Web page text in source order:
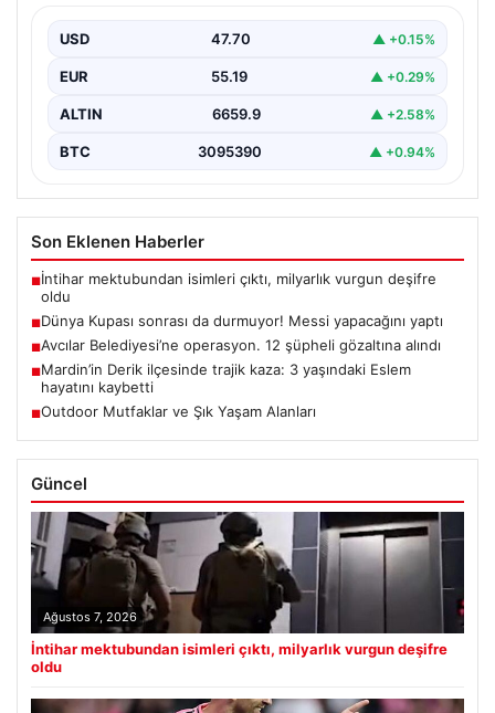
USD 47.70 ▲ +0.15%
EUR 55.19 ▲ +0.29%
ALTIN 6659.9 ▲ +2.58%
BTC 3095390 ▲ +0.94%
Son Eklenen Haberler
■İntihar mektubundan isimleri çıktı, milyarlık vurgun deşifre
oldu
■Dünya Kupası sonrası da durmuyor! Messi yapacağını yaptı
■Avcılar Belediyesi’ne operasyon. 12 şüpheli gözaltına alındı
■Mardin’in Derik ilçesinde trajik kaza: 3 yaşındaki Eslem
hayatını kaybetti
■Outdoor Mutfaklar ve Şık Yaşam Alanları
Güncel
Ağustos 7, 2026
İntihar mektubundan isimleri çıktı, milyarlık vurgun deşifre
oldu